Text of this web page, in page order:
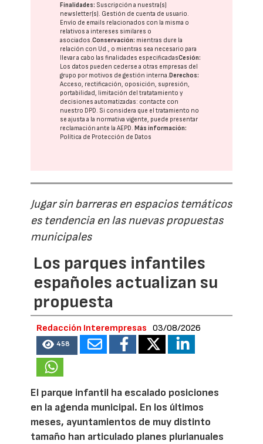
Finalidades: Suscripción a nuestra(s)
newsletter(s). Gestión de cuenta de usuario.
Envío de emails relacionados con la misma o
relativos a intereses similares o
asociados.Conservación: mientras dure la
relación con Ud., o mientras sea necesario para
llevar a cabo las finalidades especificadasCesión:
Los datos pueden cederse a otras empresas del
grupo por motivos de gestión interna. Derechos:
Acceso, rectificación, oposición, supresión,
portabilidad, limitación del tratatamiento y
decisiones automatizadas: contacte con
nuestro DPD. Si considera que el tratamiento no
se ajusta a la normativa vigente, puede presentar
reclamación ante laAEPD. Más información:
Política de Protección de Datos
Jugar sin barreras en espacios temáticos
es tendencia en las nuevas propuestas
municipales
Los parques infantiles
españoles actualizan su
propuesta
Redacción Interempresas 03/08/2026
458
El parque infantil ha escalado posiciones
en la agenda municipal. En los últimos
meses, ayuntamientos de muy distinto
tamaño han articulado planes plurianuales